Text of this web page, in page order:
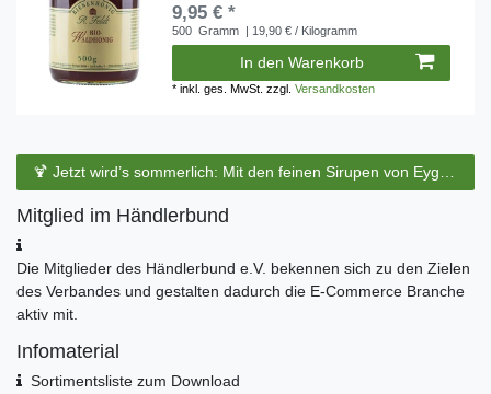
9,95 € *
500 Gramm | 19,90 € / Kilogramm
In den Warenkorb
*inkl. ges. MwSt. zzgl.Versandkosten
🍹 Jetzt wird’s sommerlich: Mit den feinen Sirupen von Eyguebelle entstehen erfrischende Cocktails und köstliche Sommerdrinks.
Mitglied im Händlerbund
Die Mitglieder des Händlerbund e.V. bekennen sich zu den Zielen
des Verbandes und gestalten dadurch die E-Commerce Branche
aktiv mit.
Infomaterial
Sortimentsliste zum Download